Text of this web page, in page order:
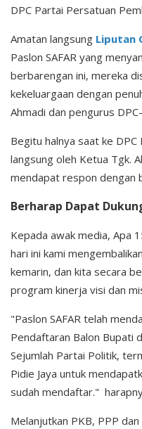
DPC Partai Persatuan
Amatan langsung Liputan
Paslon SAFAR yang
berbarengan ini, mereka
kekeluargaan dengan
Ahmadi dan pengurus
Begitu halnya saat ke
langsung oleh Ketua Tgk.
mendapat respon dengan
Berharap Dapat
Kepada awak media, Apa
hari ini kami
kemarin, dan kita secara
program kinerja visi dan
"Paslon SAFAR telah
Pendaftaran Balon Bupati
Sejumlah Partai Politik,
Pidie Jaya untuk
sudah mendaftar."
Melanjutkan PKB, PPP